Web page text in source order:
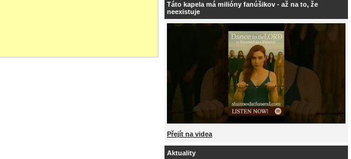
Táto kapela má milióny fanúšikov - až na to, že
neexistuje
Přejít na videa
Aktuality